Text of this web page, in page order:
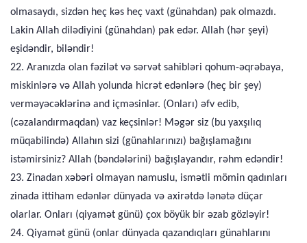
olmasaydı, sizdən heç kəs heç vaxt (günahdan) pak olmazdı.
Lakin Allah dilədiyini (günahdan) pak edər. Allah (hər şeyi)
eşidəndir, biləndir!
22. Aranızda olan fəzilət və sərvət sahibləri qohum-əqrəbaya,
miskinlərə və Allah yolunda hicrət edənlərə (heç bir şey)
verməyəcəklərinə and içməsinlər. (Onları) əfv edib,
(cəzalandırmaqdan) vaz keçsinlər! Məgər siz (bu yaxşılıq
müqabilində) Allahın sizi (günahlarınızı) bağışlamağını
istəmirsiniz? Allah (bəndələrini) bağışlayandır, rəhm edəndir!
23. Zinadan xəbəri olmayan namuslu, ismətli mömin qadınları
zinada ittiham edənlər dünyada və axirətdə lənətə düçar
olarlar. Onları (qiyamət günü) çox böyük bir əzab gözləyir!
24. Qiyamət günü (onlar dünyada qazandıqları günahlarını